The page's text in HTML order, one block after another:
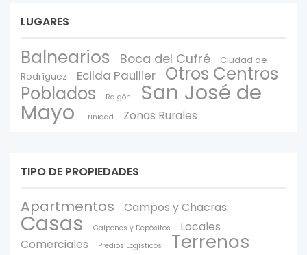
LUGARES
Balnearios Boca del Cufré
Ciudad de
Rodríguez
Ecilda Paullier
Otros Centros
Poblados
Raigón San José de
Mayo Trinidad Zonas Rurales
TIPO DE PROPIEDADES
Apartmentos Campos y Chacras
Casas Galpones y Depòsitos
Locales
Comerciales
Predios Logísticos Terrenos